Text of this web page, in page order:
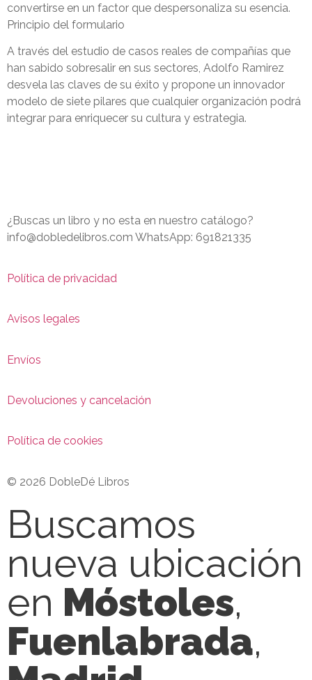
convertirse en un factor que despersonaliza su esencia.
Principio del formulario
A través del estudio de casos reales de compañías que
han sabido sobresalir en sus sectores, Adolfo Ramirez
desvela las claves de su éxito y propone un innovador
modelo de siete pilares que cualquier organización podrá
integrar para enriquecer su cultura y estrategia.
¿Buscas un libro y no esta en nuestro catálogo?
info@dobledelibros.com WhatsApp: 691821335
Política de privacidad
Avisos legales
Envíos
Devoluciones y cancelación
Política de cookies
© 2026 DobleDé Libros
Buscamos
nueva ubicación
en Móstoles,
Fuenlabrada,